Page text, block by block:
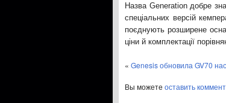
Назва Generation добре
спеціальних версій
поєднують розширене
ціни й комплектації
« Genesis обновила GV70
Вы можете оставить